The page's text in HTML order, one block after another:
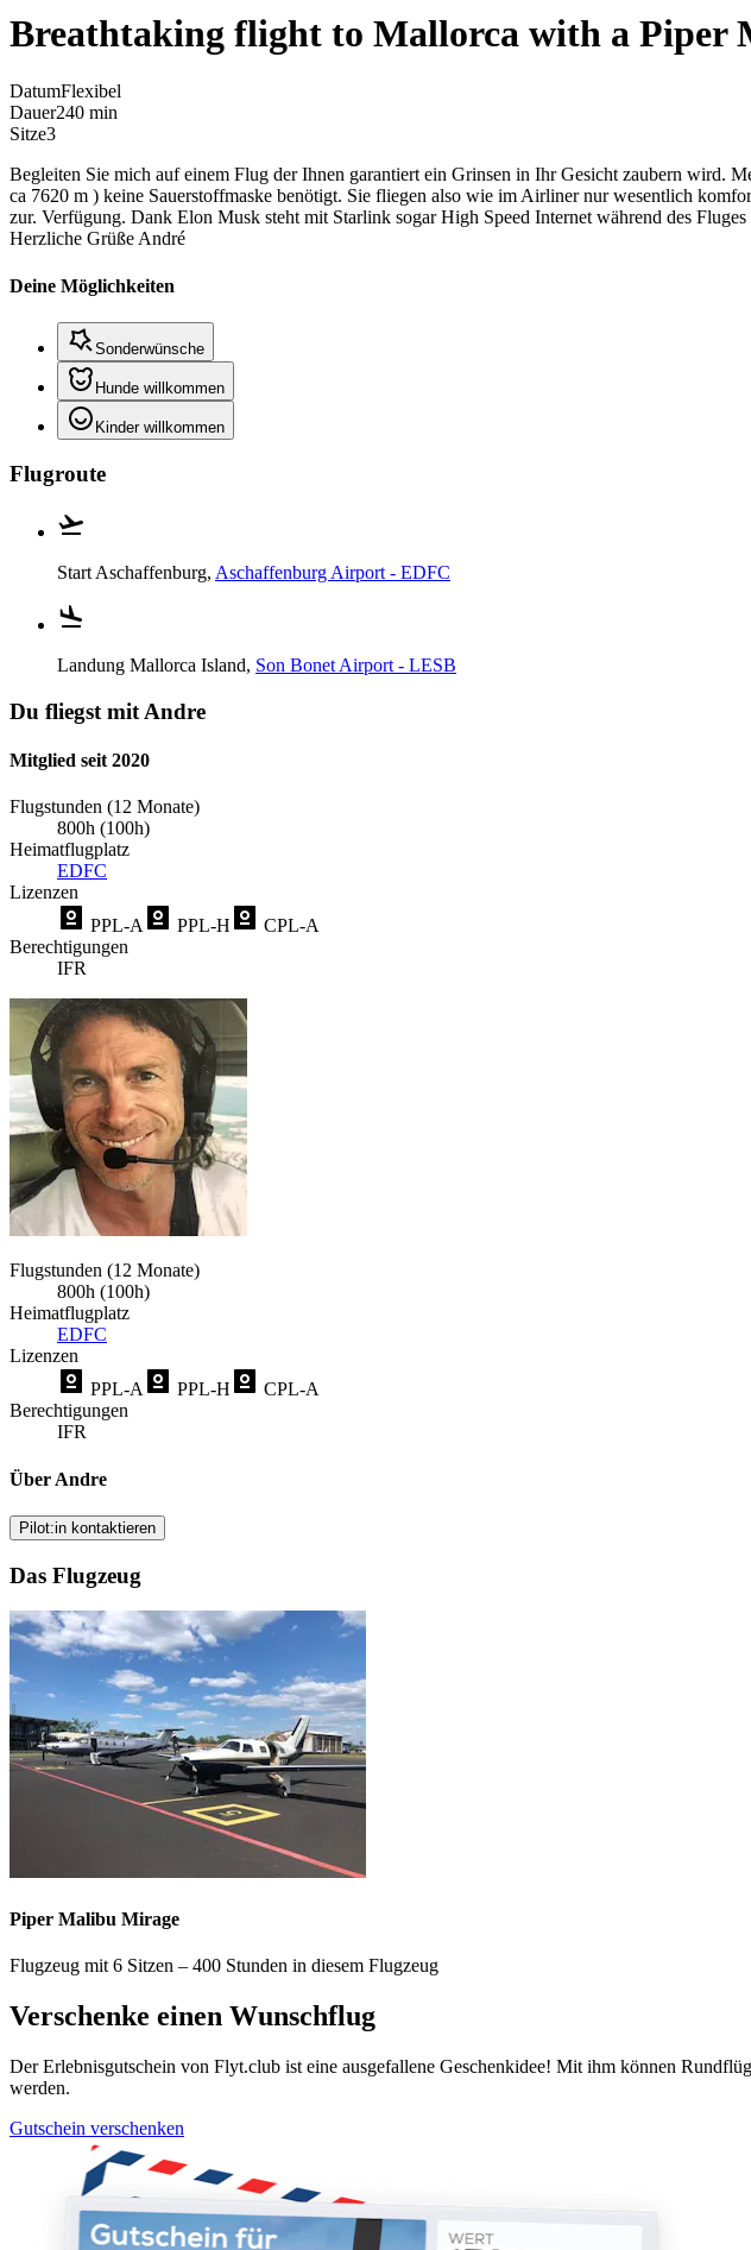
Breathtaking flight to Mallorca with a Piper
DatumFlexibel
Dauer240 min
Sitze3
Begleiten Sie mich auf einem Flug der Ihnen garantiert ein Grinsen in Ihr Gesicht zaubern wird.
ca 7620 m ) keine Sauerstoffmaske benötigt. Sie fliegen also wie im Airliner nur wesentlich
zur. Verfügung. Dank Elon Musk steht mit Starlink sogar High Speed Internet während des
Herzliche Grüße André
Deine Möglichkeiten
Sonderwünsche
Hunde willkommen
Kinder willkommen
Flugroute
Start Aschaffenburg, Aschaffenburg Airport - EDFC
Landung Mallorca Island, Son Bonet Airport - LESB
Du fliegst mit Andre
Mitglied seit 2020
Flugstunden (12 Monate)
800h (100h)
Heimatflugplatz
EDFC
Lizenzen
PPL-A
PPL-H
CPL-A
Berechtigungen
IFR
Flugstunden (12 Monate)
800h (100h)
Heimatflugplatz
EDFC
Lizenzen
PPL-A
PPL-H
CPL-A
Berechtigungen
IFR
Über Andre
Pilot:in kontaktieren
Das Flugzeug
Piper Malibu Mirage
Flugzeug mit 6 Sitzen – 400 Stunden in diesem Flugzeug
Verschenke einen Wunschflug
Der Erlebnisgutschein von Flyt.club ist eine ausgefallene Geschenkidee! Mit ihm können
werden.
Gutschein verschenken